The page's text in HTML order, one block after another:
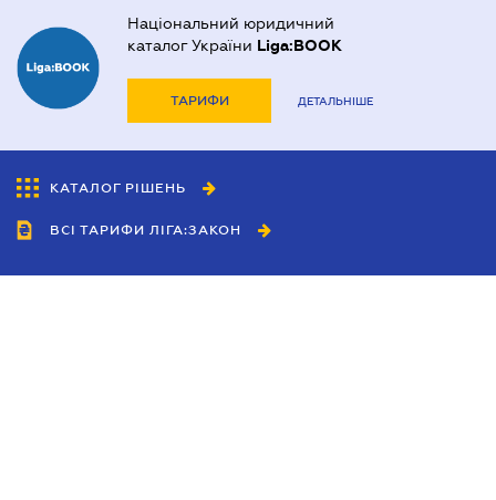
Національний юридичний
каталог України Liga:BOOK
ТАРИФИ ДЕТАЛЬНІШЕ
КАТАЛОГ РІШЕНЬ
ВСІ ТАРИФИ ЛІГА:ЗАКОН